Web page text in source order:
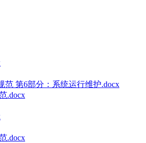
范 第6部分：系统运行维护.docx
.docx
.docx